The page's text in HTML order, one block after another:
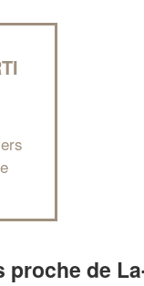
proche de